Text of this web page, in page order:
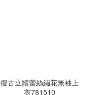
復古立體蕾絲繡花無袖上
衣781510